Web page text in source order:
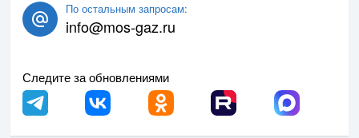
По остальным запросам:
info@mos-gaz.ru
Следите за обновлениями